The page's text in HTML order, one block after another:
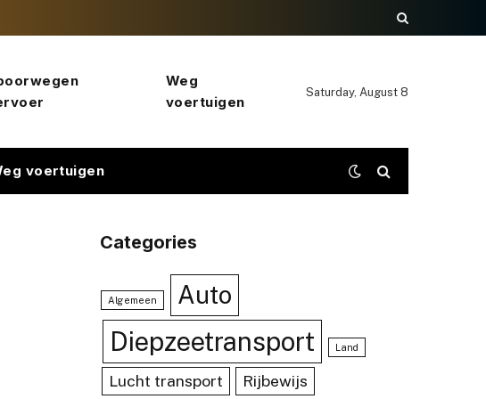
Weg
voertuigen
Saturday, August 8
voertuigen
Categories
Algemeen Auto
Diepzeetransport Land
Lucht transport Rijbewijs